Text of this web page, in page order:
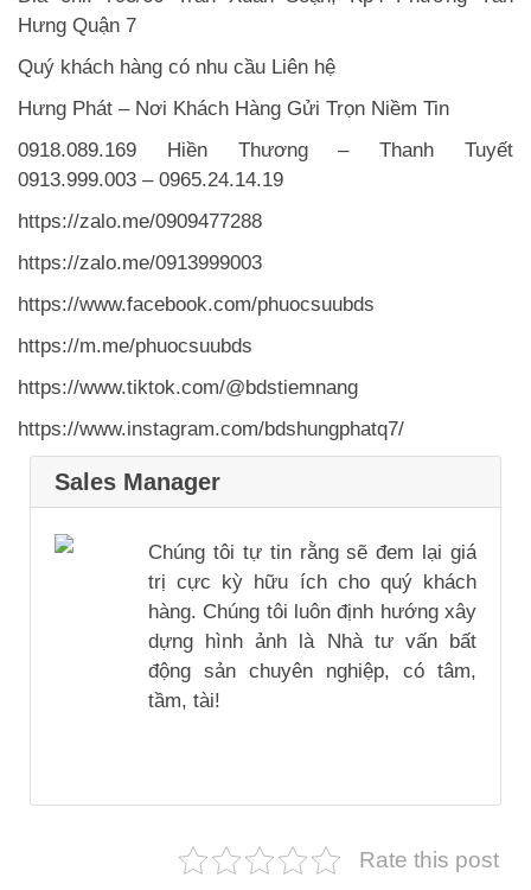
Hưng Quận 7
Quý khách hàng có nhu cầu Liên hệ
Hưng Phát – Nơi Khách Hàng Gửi Trọn Niềm Tin
0918.089.169 Hiền Thương – Thanh Tuyết
0913.999.003 – 0965.24.14.19
https://zalo.me/0909477288
https://zalo.me/0913999003
https://www.facebook.com/phuocsuubds
https://m.me/phuocsuubds
https://www.tiktok.com/@bdstiemnang
https://www.instagram.com/bdshungphatq7/
Sales Manager
Chúng tôi tự tin rằng sẽ đem lại giá
trị cực kỳ hữu ích cho quý khách
hàng. Chúng tôi luôn định hướng xây
dựng hình ảnh là Nhà tư vấn bất
động sản chuyên nghiệp, có tâm,
tầm, tài!
Rate this post